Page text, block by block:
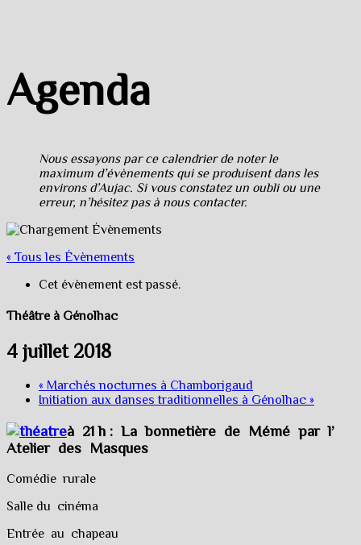
Agenda
Nous essayons par ce calendrier de noter le
maximum d’évènements qui se produisent dans les
environs d’Aujac. Si vous constatez un oubli ou une
erreur, n’hésitez pas à nous contacter.
« Tous les Évènements
Cet évènement est passé.
Théâtre à Génolhac
4 juillet 2018
« Marchés nocturnes à Chamborigaud
Initiation aux danses traditionnelles à Génolhac »
à 21 h : La bonnetière de Mémé par l’
Atelier des Masques
Comédie rurale
Salle du cinéma
Entrée au chapeau